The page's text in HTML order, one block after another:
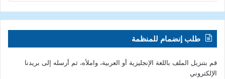
طلب إنضمام للمنظمة
قم بتنزيل الملف باللغة الإنجليزية أو العربية، واملأه، ثم أرسله إلى بريدنا
الإلكتروني